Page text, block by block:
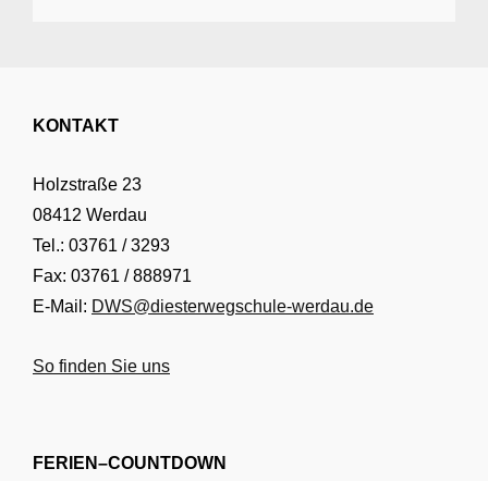
KONTAKT
Holzstraße 23
08412 Werdau
Tel.: 03761 / 3293
Fax: 03761 / 888971
E-Mail: DWS@diesterwegschule-werdau.de
So finden Sie uns
FERIEN–COUNTDOWN